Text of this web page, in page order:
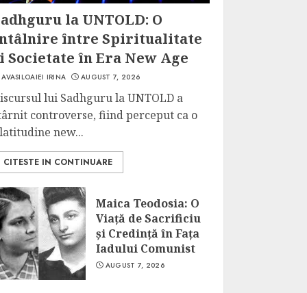
la UNTOLD: O
între Spiritualitate
Societate în Era New Age
AVASILOAIEI IRINA AUGUST 7, 2026
lui Sadhguru la UNTOLD a
controverse, fiind perceput ca o
new...
CITESTE IN CONTINUARE
Maica Teodosia: O
Viață de Sacrificiu
și Credință în Fața
Iadului Comunist
AUGUST 7, 2026